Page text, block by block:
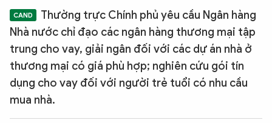
CÔNG AN TRONG LÒNG DÂN
XÃ HỘI
PHÁP LUẬT
Thường trực Chính phủ yêu cầu Ngân hàng
Nhà nước chỉ đạo các ngân hàng thương mại tập
trung cho vay, giải ngân đối với các dự án nhà ở
thương mại có giá phù hợp; nghiên cứu gói tín
dụng cho vay đối với người trẻ tuổi có nhu cầu
mua nhà.